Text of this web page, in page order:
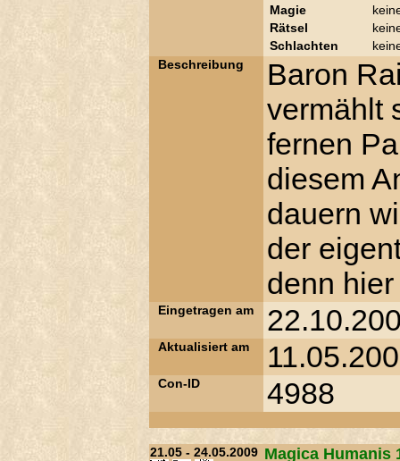
Magie
Rätsel
Schlachten
Beschreibung
Baron
vermählt
fernen
diesem
dauern
der
denn
Eingetragen am
Aktualisiert am
Con-ID 4988
21.05 - 24.05.2009 Magica Humanis